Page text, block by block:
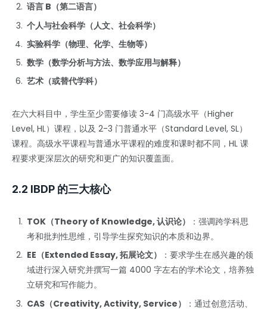
语言 B（第二语言）
个人与社会科学（人文、社会科学）
实验科学（物理、化学、生物等）
数学（数学分析与方法、数学应用与解释）
艺术（或替代学科）
在六大科目中，学生至少需要修读 3-4 门高级水平（Higher
Level, HL）课程，以及 2-3 门普通水平（Standard Level, SL）
课程。高级水平课程与普通水平课程的难度和课时都不同，HL 课
程要求更深层次的研究和更广的知识覆盖面。
2.2 IBDP 的三大核心
TOK（Theory of Knowledge, 认识论）
：强调跨学科思
考和批判性思维，引导学生探究知识的本质和边界。
EE（Extended Essay, 拓展论文）
：要求学生在感兴趣的领
域进行深入研究并撰写一篇 4000 字左右的学术论文，培养独
立研究和写作能力。
CAS（Creativity, Activity, Service）
：通过创意活动、